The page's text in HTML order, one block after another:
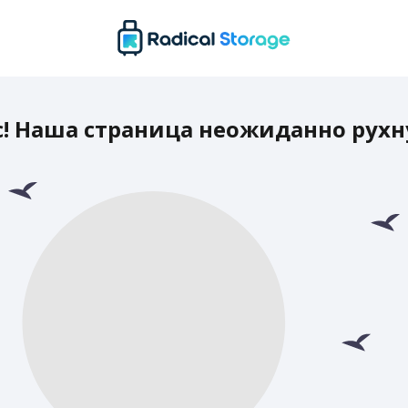
Наша страница неожиданно